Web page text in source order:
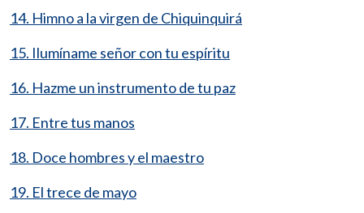
14. Himno a la virgen de Chiquinquirá
15. Ilumíname señor con tu espíritu
16. Hazme un instrumento de tu paz
17. Entre tus manos
18. Doce hombres y el maestro
19. El trece de mayo